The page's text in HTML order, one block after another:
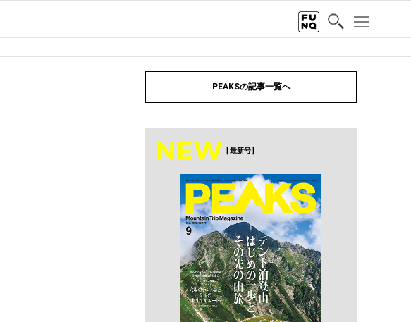
PEAKSの記事一覧へ
NEW [ 最新号 ]